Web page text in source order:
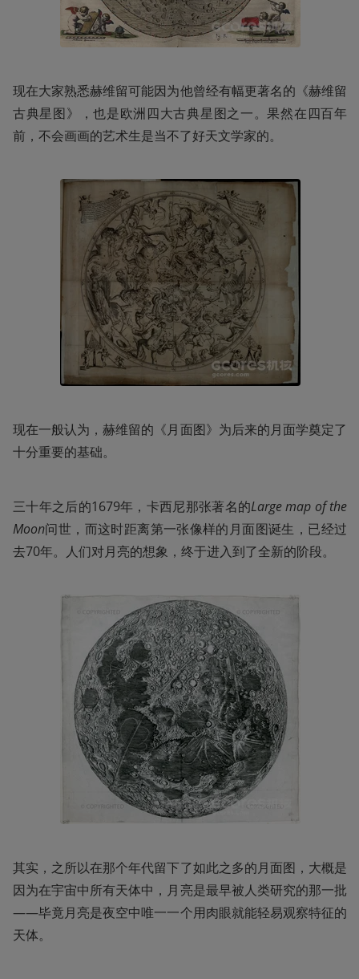
现在大家熟悉赫维留可能因为他曾经有幅更著名的《赫维留
古典星图》，也是欧洲四大古典星图之一。果然在四百年
前，不会画画的艺术生是当不了好天文学家的。
现在一般认为，赫维留的《月面图》为后来的月面学奠定了
十分重要的基础。
三十年之后的1679年，卡西尼那张著名的Large map of the
Moon问世，而这时距离第一张像样的月面图诞生，已经过
去70年。人们对月亮的想象，终于进入到了全新的阶段。
其实，之所以在那个年代留下了如此之多的月面图，大概是
因为在宇宙中所有天体中，月亮是最早被人类研究的那一批
——毕竟月亮是夜空中唯一一个用肉眼就能轻易观察特征的
天体。